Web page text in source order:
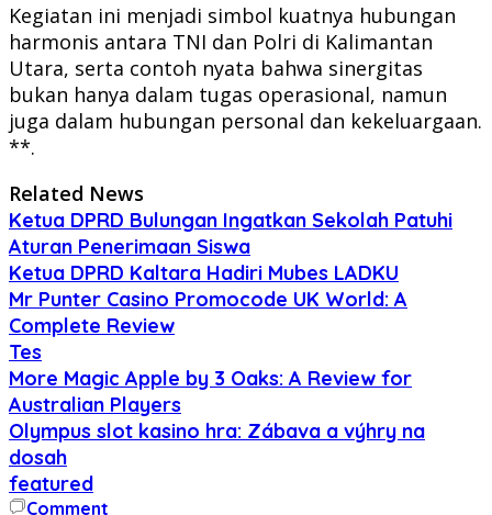
Kegiatan ini menjadi simbol kuatnya hubungan
harmonis antara TNI dan Polri di Kalimantan
Utara, serta contoh nyata bahwa sinergitas
bukan hanya dalam tugas operasional, namun
juga dalam hubungan personal dan kekeluargaan.
**.
Related News
Ketua DPRD Bulungan Ingatkan Sekolah Patuhi
Aturan Penerimaan Siswa
Ketua DPRD Kaltara Hadiri Mubes LADKU
Mr Punter Casino Promocode UK World: A
Complete Review
Tes
More Magic Apple by 3 Oaks: A Review for
Australian Players
Olympus slot kasino hra: Zábava a výhry na
dosah
featured
Comment